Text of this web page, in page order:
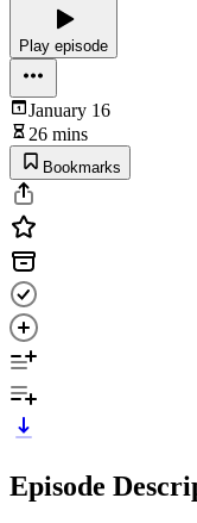
Play episode
January 16
26 mins
Bookmarks
Episode